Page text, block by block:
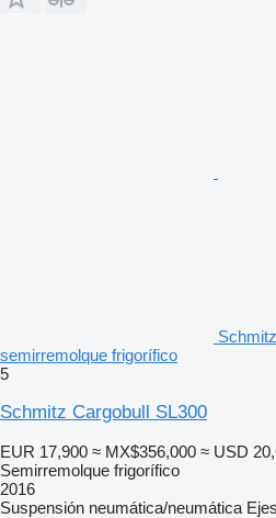
semirremolque frigorífico
5
Schmitz Cargobull SL300
EUR 17,900 ≈ MX$356,000 ≈ USD
Semirremolque frigorífico
2016
Suspensión neumática/neumática Ejes